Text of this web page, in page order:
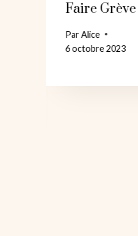
Faire Grève
ParAlice
6 octobre 2023